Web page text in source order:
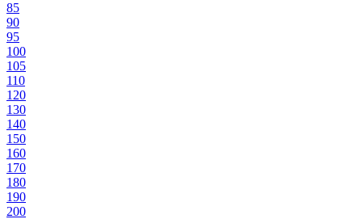
85
90
95
100
105
110
120
130
140
150
160
170
180
190
200